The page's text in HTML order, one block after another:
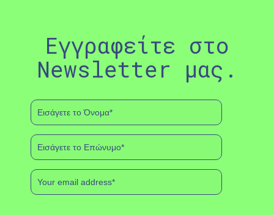
Εγγραφείτε στο
Newsletter μας.